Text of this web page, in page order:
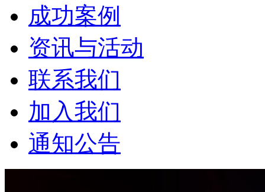
成功案例
资讯与活动
联系我们
加入我们
通知公告